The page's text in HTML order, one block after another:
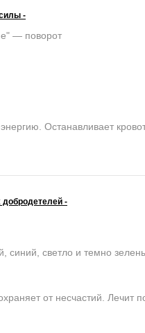
-
— поворот
Останавливает
добродетелей -
синий, светло и темно
от несчастий. Лечит